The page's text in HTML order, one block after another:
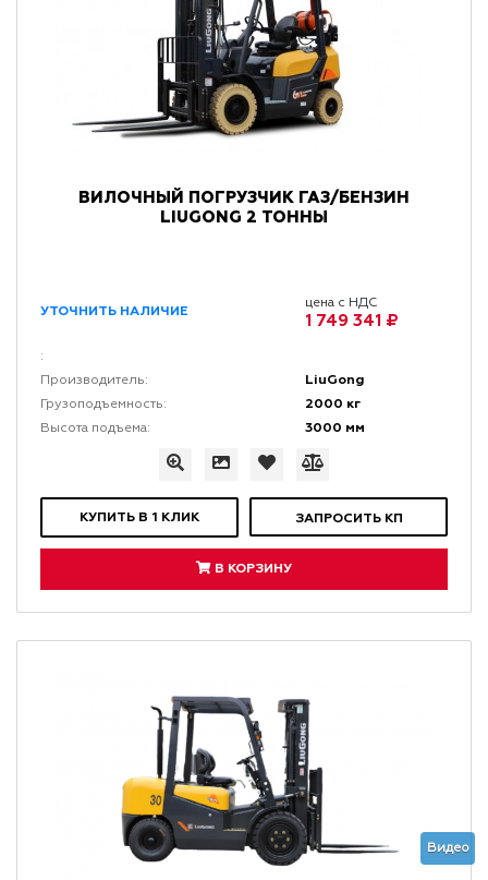
ВИЛОЧНЫЙ ПОГРУЗЧИК ГАЗ/БЕНЗИН
LIUGONG 2 ТОННЫ
УТОЧНИТЬ НАЛИЧИЕ
цена с НДС
1 749 341 ₽
:
Производитель:
LiuGong
Грузоподъемность: 2000 кг
Высота подъема: 3000 мм
КУПИТЬ В 1 КЛИК ЗАПРОСИТЬ КП
В КОРЗИНУ
Видео